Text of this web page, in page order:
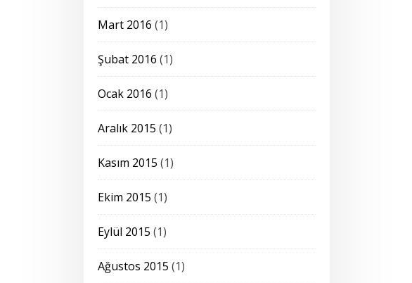
Mart 2016 (1)
Şubat 2016 (1)
Ocak 2016 (1)
Aralık 2015 (1)
Kasım 2015 (1)
Ekim 2015 (1)
Eylül 2015 (1)
Ağustos 2015 (1)